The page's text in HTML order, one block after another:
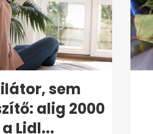
sem
alig 2000
Lidl...